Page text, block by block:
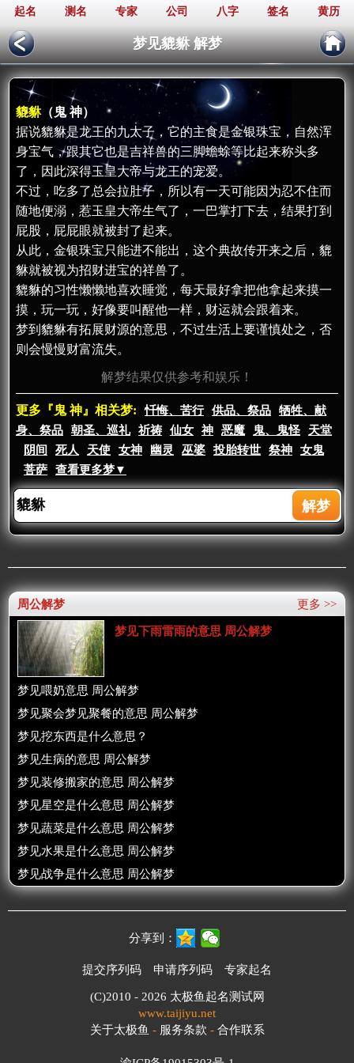
起名 测名 专家 公司 八字 签名 黄历
梦见貔貅 解梦
貔貅（鬼 神）
据说貔貅是龙王的九太子，它的主食是金银珠宝，自然浑
身宝气，跟其它也是吉祥兽的三脚蟾蜍等比起来称头多
了，因此深得玉皇大帝与龙王的宠爱。
不过，吃多了总会拉肚子，所以有一天可能因为忍不住而
随地便溺，惹玉皇大帝生气了，一巴掌打下去，结果打到
屁股，屁屁眼就被封了起来。
从此，金银珠宝只能进不能出，这个典故传开来之后，貔
貅就被视为招财进宝的祥兽了。
貔貅的习性懒懒地喜欢睡觉，每天最好拿把他拿起来摸一
摸，玩一玩，好像要叫醒他一样，财运就会跟着来。
梦到貔貅有拓展财源的意思，不过生活上要谨慎处之，否
则会慢慢财富流失。
解梦结果仅供参考和娱乐！
更多『鬼 神』相关梦: 忏悔、苦行 供品、祭品
牺牲、献
身、祭品
朝圣、巡礼 祈祷 仙女 神 恶魔 鬼、鬼怪
天堂
阴间
死人 天使 女神 幽灵 巫婆 投胎转世 祭神
女鬼
菩萨
查看更多梦▼
更多 >>
周公解梦
梦见下雨雷雨的意思 周公解梦
梦见喂奶意思 周公解梦
梦见聚会梦见聚餐的意思 周公解梦
梦见挖东西是什么意思？
梦见生病的意思 周公解梦
梦见装修搬家的意思 周公解梦
梦见星空是什么意思 周公解梦
梦见蔬菜是什么意思 周公解梦
梦见水果是什么意思 周公解梦
梦见战争是什么意思 周公解梦
分享到：
提交序列码 申请序列码 专家起名
(C)2010 - 2026 太极鱼起名测试网
www.taijiyu.net
关于太极鱼 - 服务条款 - 合作联系